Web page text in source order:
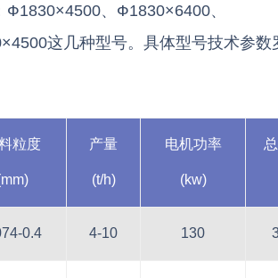
、Ф1830×6400、
这几种型号。具体型号技术参数
粒度 产量
(t/h)
电机功率
(kw)
0.4 4-10 130